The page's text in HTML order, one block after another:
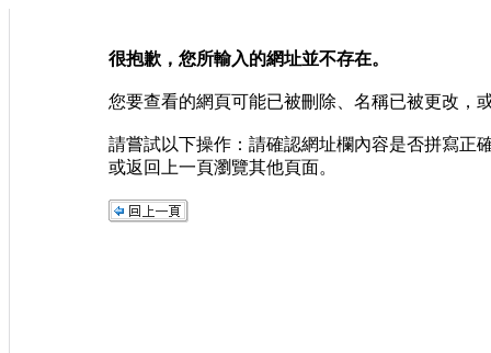
很抱歉，您所輸入的網址並不存在。
您要查看的網頁可能已被刪除、名稱已被更改，
請嘗試以下操作：請確認網址欄內容是否拼寫正
或返回上一頁瀏覽其他頁面。